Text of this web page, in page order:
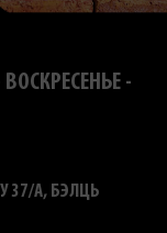
-
37/А, БЭЛЦЬ